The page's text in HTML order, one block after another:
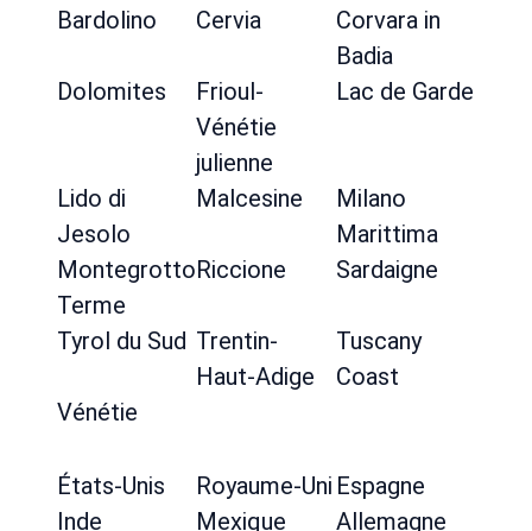
Bardolino Cervia
Corvara in
Badia
Dolomites
Frioul-
Vénétie
julienne
Lac de Garde
Lido di
Jesolo
Malcesine
Milano
Marittima
Montegrotto
Terme
Riccione Sardaigne
Tyrol du Sud Trentin-
Haut-Adige
Tuscany
Coast
Vénétie
États-Unis Royaume-Uni Espagne
Inde
Mexique Allemagne